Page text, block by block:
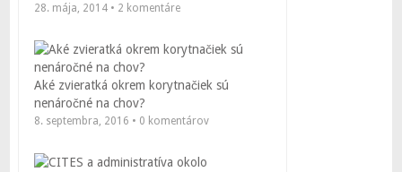
28. mája, 2014 • 2 komentáre
Aké zvieratká okrem korytnačiek sú
nenáročné na chov?
8. septembra, 2016 • 0 komentárov